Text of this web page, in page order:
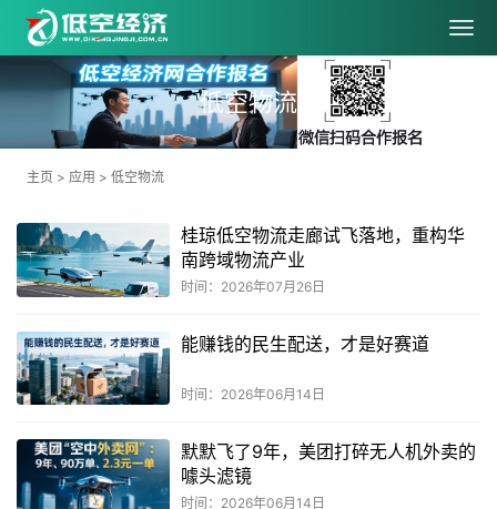
低空物流
主页 > 应用 > 低空物流
桂琼低空物流走廊试飞落地，重构华
南跨域物流产业
时间：2026年07月26日
能赚钱的民生配送，才是好赛道
时间：2026年06月14日
默默飞了9年，美团打碎无人机外卖的
噱头滤镜
时间：2026年06月14日